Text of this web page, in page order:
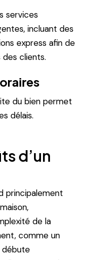
services
incluant des
express afin de
clients.
du bien permet
délais.
d’un
principalement
de la
comme un
débute